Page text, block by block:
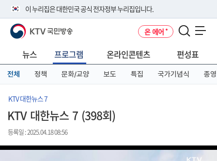
이 누리집은 대한민국 공식 전자정부 누리집입니다.
공식 누리집 주소 확인하기
니다.
이밖에 or.kr 또는 .kr등 다른 도메인 주소를 사용하고 있다면 아래 URL에
서 도메인 주소를 확인해 보세요
KTV 국민방송 온 에어
뉴스 프로그램 온라인콘텐츠 편성표
전체 정책 문화/교양 보도 특집 국가기념식 종영
KTV 대한뉴스 7
KTV 대한뉴스 7 (398회)
등록일 : 2025.04.18 08:56